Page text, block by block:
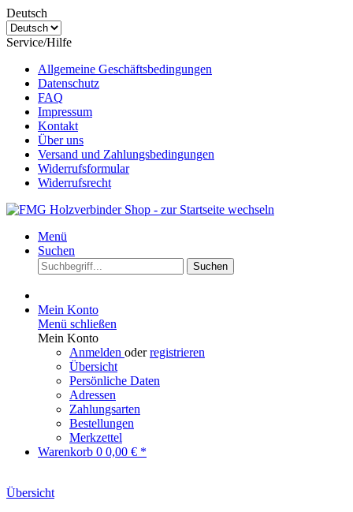
Deutsch
Service/Hilfe
Allgemeine Geschäftsbedingungen
Datenschutz
FAQ
Impressum
Kontakt
Über uns
Versand und Zahlungsbedingungen
Widerrufsformular
Widerrufsrecht
Menü
Suchen
Suchen
Mein Konto
Menü schließen
Mein Konto
Anmelden oderregistrieren
Übersicht
Persönliche Daten
Adressen
Zahlungsarten
Bestellungen
Merkzettel
Warenkorb 0 0,00 € *
Übersicht